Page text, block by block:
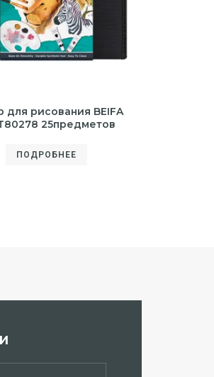
для рисования BEIFA
25предметов
ПОДРОБНЕЕ